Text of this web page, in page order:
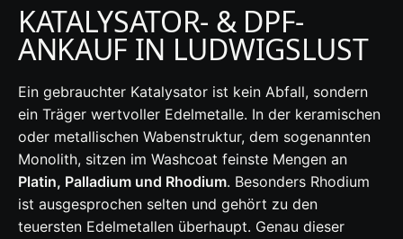
KATALYSATOR- & DPF-
ANKAUF IN LUDWIGSLUST
Ein gebrauchter Katalysator ist kein Abfall, sondern
ein Träger wertvoller Edelmetalle. In der keramischen
oder metallischen Wabenstruktur, dem sogenannten
Monolith, sitzen im Washcoat feinste Mengen an
Platin, Palladium und Rhodium. Besonders Rhodium
ist ausgesprochen selten und gehört zu den
teuersten Edelmetallen überhaupt. Genau dieser